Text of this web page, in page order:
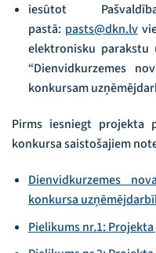
iesūtot
pastā: pasts@dkn.lv
elektronisku
“Dienvidkurzemes
konkursam
Pirms iesniegt projekta
konkursa saistošajiem
Dienvidkurzemes
konkursa
Pielikums nr.1: